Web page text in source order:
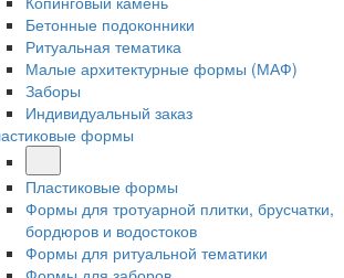
Бетонные подоконники
Ритуальная тематика
Малые архитектурные формы (МАФ)
Заборы
Индивидуальный заказ
формы
Пластиковые формы
Формы для тротуарной плитки, брусчатки,
бордюров и водостоков
Формы для ритуальной тематики